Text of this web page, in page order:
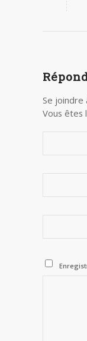
Se joindre
Vous êtes